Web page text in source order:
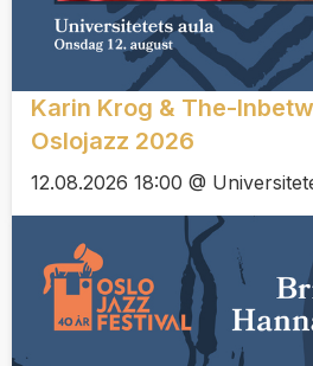
Karin Krog & The-
Oslojazz 2026
12.08.2026 18:00 @